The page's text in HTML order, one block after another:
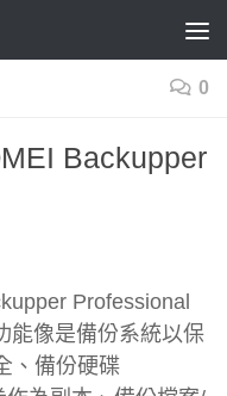
0
Backupper
Professional
能像是備份系統以保
、備份硬碟